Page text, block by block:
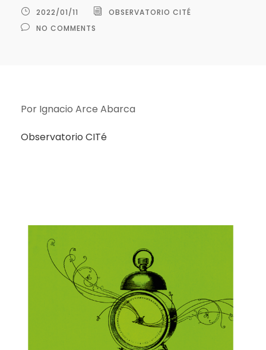
2022/01/11
OBSERVATORIO CITÉ
NO COMMENTS
Por Ignacio Arce Abarca
Observatorio CITé